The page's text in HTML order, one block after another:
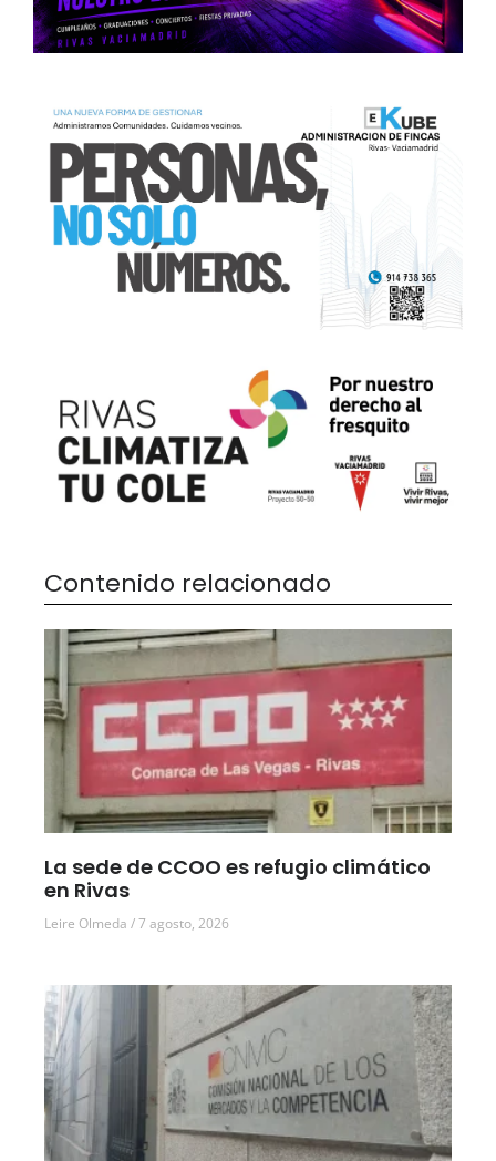
Contenido relacionado
La sede de CCOO es refugio climático
en Rivas
Leire Olmeda 7 agosto, 2026